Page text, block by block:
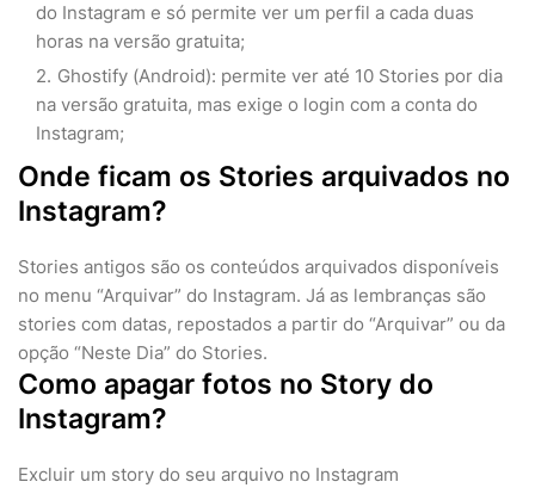
do Instagram e só permite ver um perfil a cada duas
horas na versão gratuita;
Ghostify (Android): permite ver até 10 Stories por dia
na versão gratuita, mas exige o login com a conta do
Instagram;
Onde ficam os Stories arquivados no
Instagram?
Stories antigos são os conteúdos arquivados disponíveis
no menu “Arquivar” do Instagram. Já as lembranças são
stories com datas, repostados a partir do “Arquivar” ou da
opção “Neste Dia” do Stories.
Como apagar fotos no Story do
Instagram?
Excluir um story do seu arquivo no Instagram